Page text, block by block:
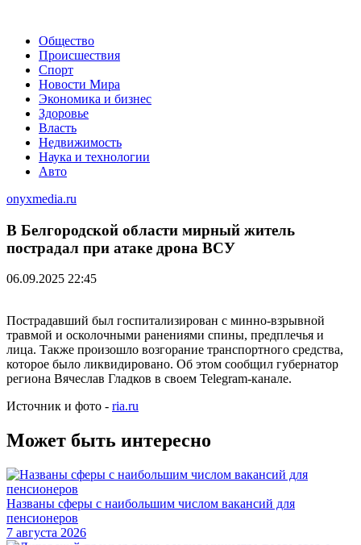
Общество
Происшествия
Спорт
Новости Мира
Экономика и бизнес
Здоровье
Власть
Недвижимость
Наука и технологии
Авто
onyxmedia.ru
В Белгородской области мирный житель
пострадал при атаке дрона ВСУ
06.09.2025 22:45
Пострадавший был госпитализирован с минно-взрывной
травмой и осколочными ранениями спины, предплечья и
лица. Также произошло возгорание транспортного средства,
которое было ликвидировано. Об этом сообщил губернатор
региона Вячеслав Гладков в своем Telegram-канале.
Источник и фото - ria.ru
Может быть интересно
Названы сферы с наибольшим числом вакансий для
пенсионеров
7 августа 2026